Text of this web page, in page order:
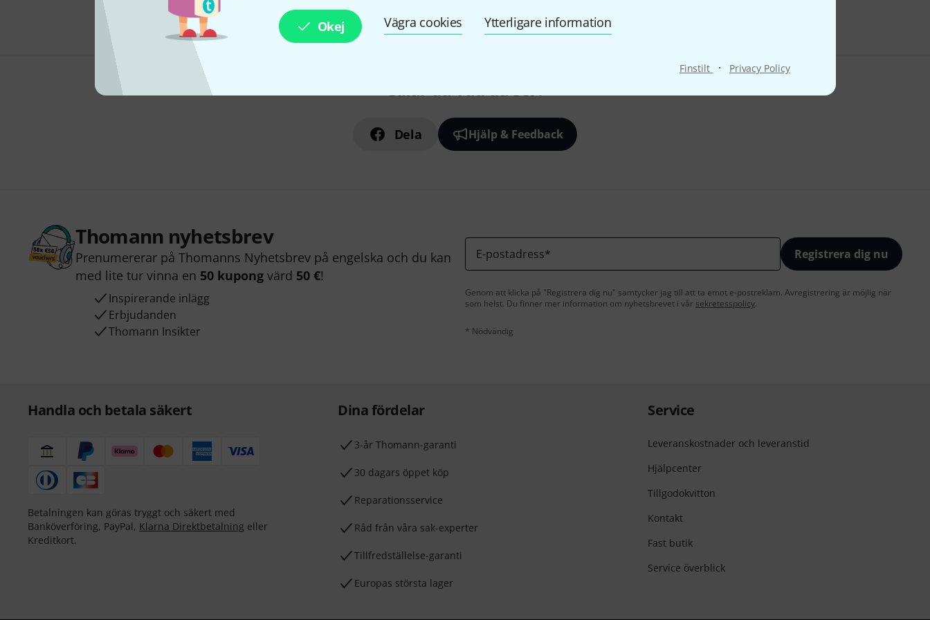
Okej Vägra cookies Ytterligare information
Finstilt · Privacy Policy
Gillar du vad du ser?
Dela Hjälp & Feedback
Thomann nyhetsbrev
Prenumererar på Thomanns Nyhetsbrev på engelska och du kan
med lite tur vinna en 50 kupong värd 50 €!
Inspirerande inlägg
Erbjudanden
Thomann Insikter
E-postadress* Registrera dig nu
Genom att klicka på "Registrera dig nu" samtycker jag till att ta emot e-postreklam. Avregistrering är möjlig när
som helst. Du finner mer information om nyhetsbrevet i vår sekretesspolicy.
* Nödvändig
Handla och betala säkert
Betalningen kan göras tryggt och säkert med
Banköverföring, PayPal, Klarna Direktbetalning eller
Kreditkort.
Dina fördelar
3-år Thomann-garanti
30 dagars öppet köp
Reparationsservice
Råd från våra sak-experter
Tillfredställelse-garanti
Europas största lager
Service
Leveranskostnader och leveranstid
Hjälpcenter
Tillgodokvitton
Kontakt
Fast butik
Service överblick